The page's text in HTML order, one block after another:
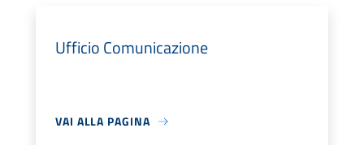
Ufficio Comunicazione
VAI ALLA PAGINA